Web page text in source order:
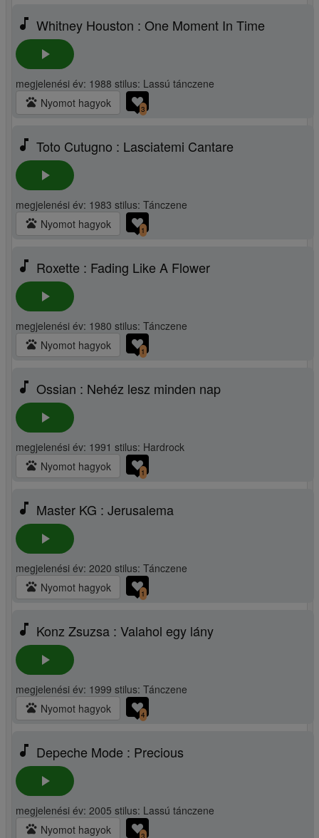
music_note Whitney Houston : One Moment In Time
play_arrow
megjelenési év: 1988 stilus: Lassú tánczene
pets Nyomot hagyok 3
music_note Toto Cutugno : Lasciatemi Cantare
play_arrow
megjelenési év: 1983 stilus: Tánczene
pets Nyomot hagyok 1
music_note Roxette : Fading Like A Flower
play_arrow
megjelenési év: 1980 stilus: Tánczene
pets Nyomot hagyok 1
music_note Ossian : Nehéz lesz minden nap
play_arrow
megjelenési év: 1991 stilus: Hardrock
pets Nyomot hagyok 1
music_note Master KG : Jerusalema
play_arrow
megjelenési év: 2020 stilus: Tánczene
pets Nyomot hagyok 1
music_note Konz Zsuzsa : Valahol egy lány
play_arrow
megjelenési év: 1999 stilus: Tánczene
pets Nyomot hagyok 4
music_note Depeche Mode : Precious
play_arrow
megjelenési év: 2005 stilus: Lassú tánczene
pets Nyomot hagyok 3